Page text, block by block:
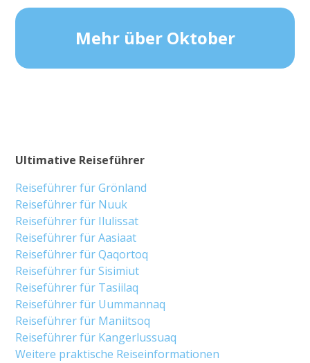
Mehr über Oktober
Ultimative Reiseführer
Reiseführer für Grönland
Reiseführer für Nuuk
Reiseführer für Ilulissat
Reiseführer für Aasiaat
Reiseführer für Qaqortoq
Reiseführer für Sisimiut
Reiseführer für Tasiilaq
Reiseführer für Uummannaq
Reiseführer für Maniitsoq
Reiseführer für Kangerlussuaq
Weitere praktische Reiseinformationen